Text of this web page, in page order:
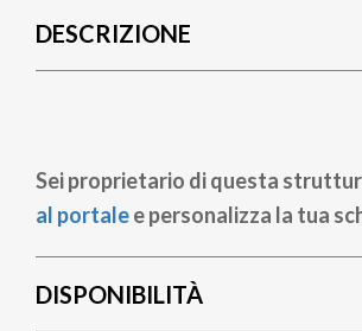
pane
DESCRIZIONE
Sei proprietario di questa
al portalee personalizza la tua
DISPONIBILITÀ